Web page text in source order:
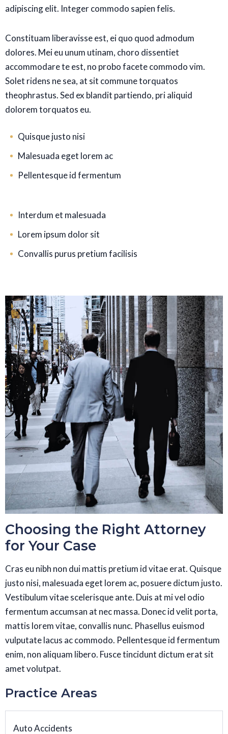
adipiscing elit. Integer commodo sapien felis.
Constituam liberavisse est, ei quo quod admodum
dolores. Mei eu unum utinam, choro dissentiet
accommodare te est, no probo facete commodo vim.
Solet ridens ne sea, at sit commune torquatos
theophrastus. Sed ex blandit partiendo, pri aliquid
dolorem torquatos eu.
Quisque justo nisi
Malesuada eget lorem ac
Pellentesque id fermentum
Interdum et malesuada
Lorem ipsum dolor sit
Convallis purus pretium facilisis
Choosing the Right Attorney
for Your Case
Cras eu nibh non dui mattis pretium id vitae erat. Quisque
justo nisi, malesuada eget lorem ac, posuere dictum justo.
Vestibulum vitae scelerisque ante. Duis at mi vel odio
fermentum accumsan at nec massa. Donec id velit porta,
mattis lorem vitae, convallis nunc. Phasellus euismod
vulputate lacus ac commodo. Pellentesque id fermentum
enim, non aliquam libero. Fusce tincidunt dictum erat sit
amet volutpat.
Practice Areas
Auto Accidents